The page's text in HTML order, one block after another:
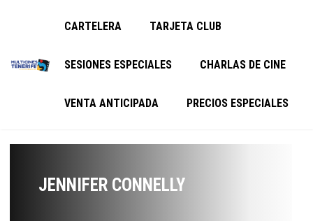
CARTELERA TARJETA CLUB
SESIONES ESPECIALES CHARLAS DE CINE
VENTA ANTICIPADA PRECIOS ESPECIALES
JENNIFER CONNELLY